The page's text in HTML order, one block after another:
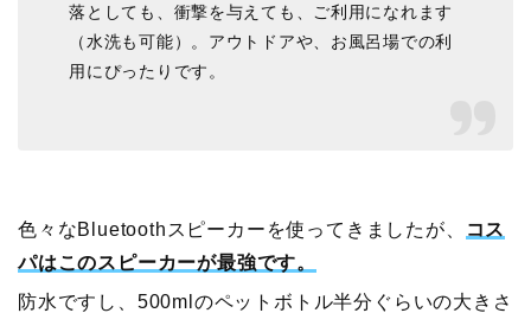
落としても、衝撃を与えても、ご利用になれます
（水洗も可能）。アウトドアや、お風呂場での利
用にぴったりです。
色々なBluetoothスピーカーを使ってきましたが、
コス
パはこのスピーカーが最強です。
防水ですし、500mlのペットボトル半分ぐらいの大きさ